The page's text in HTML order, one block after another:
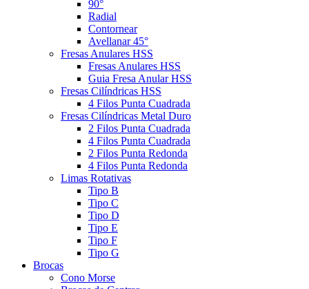
90°
Radial
Contornear
Avellanar 45°
Fresas Anulares HSS
Fresas Anulares HSS
Guia Fresa Anular HSS
Fresas Cilíndricas HSS
4 Filos Punta Cuadrada
Fresas Cilíndricas Metal Duro
2 Filos Punta Cuadrada
4 Filos Punta Cuadrada
2 Filos Punta Redonda
4 Filos Punta Redonda
Limas Rotativas
Tipo B
Tipo C
Tipo D
Tipo E
Tipo F
Tipo G
Brocas
Cono Morse